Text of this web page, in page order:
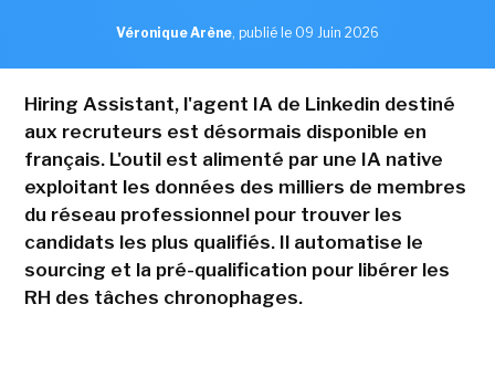
Véronique Arène, publié le 09 Juin 2026
Hiring Assistant, l'agent IA de Linkedin destiné
aux recruteurs est désormais disponible en
français. L'outil est alimenté par une IA native
exploitant les données des milliers de membres
du réseau professionnel pour trouver les
candidats les plus qualifiés. Il automatise le
sourcing et la pré-qualification pour libérer les
RH des tâches chronophages.